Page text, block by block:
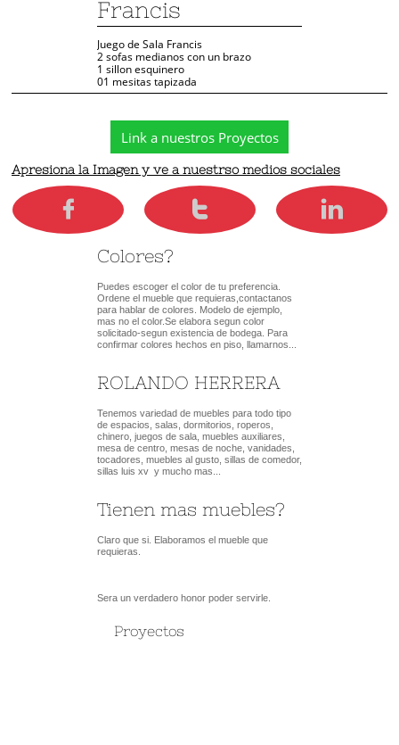
Juego de Sala Francis
2 sofas medianos con un brazo
1 sillon esquinero
01 mesitas tapizada
Francis
Link a nuestros Proyectos
Apresiona la Imagen y ve a nuestrso medios sociales
  
Colores?
Puedes escoger el color de tu preferencia.
Ordene el mueble que requieras,contactanos
para hablar de colores. Modelo de ejemplo,
mas no el color.Se elabora segun color
solicitado-segun existencia de bodega. Para
confirmar colores hechos en piso, llamarnos...
ROLANDO HERRERA
Tenemos variedad de muebles para todo tipo
de espacios, salas, dormitorios, roperos,
chinero, juegos de sala, muebles auxiliares,
mesa de centro, mesas de noche, vanidades,
tocadores, muebles al gusto, sillas de comedor,
sillas luis xv  y mucho mas...
Tienen mas muebles?
Claro que si. Elaboramos el mueble que
requieras.
Sera un verdadero honor poder servirle.
Proyectos